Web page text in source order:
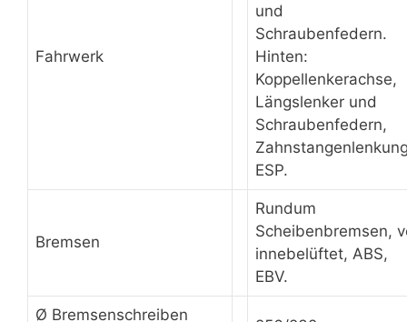
Fahrwerk
und
Schraubenfedern.
Hinten:
Koppellenkerachse,
Längslenker und
Schraubenfedern,
ESP.
Bremsen
Rundum
Scheibenbremsen,
innebelüftet, ABS,
EBV.
Ø Bremsenschreiben